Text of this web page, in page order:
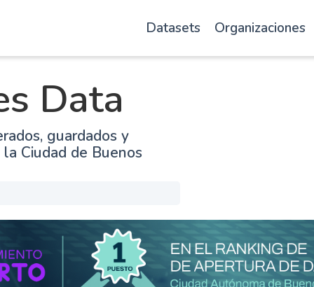
Datasets Organizaciones
Data
guardados y
Ciudad de Buenos